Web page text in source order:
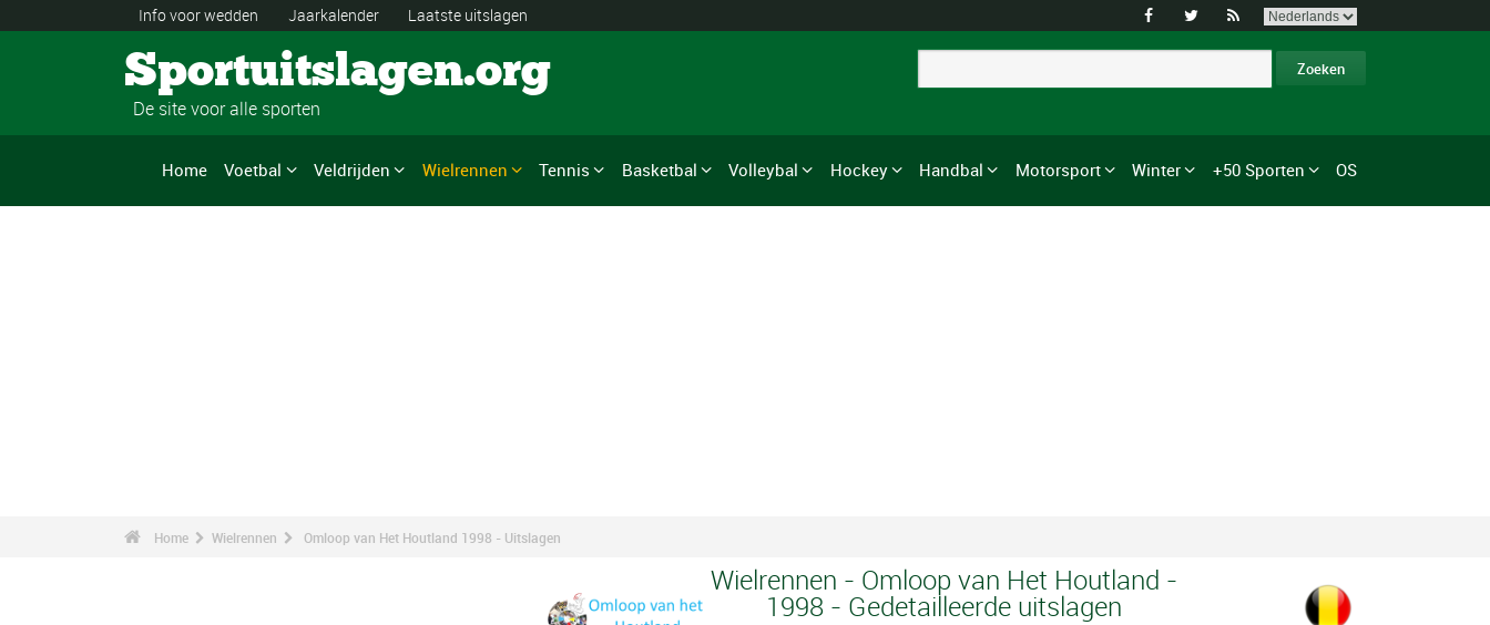
Info voor wedden Jaarkalender Laatste uitslagen   
Sportuitslagen.org
De site voor alle sporten
Home Voetbal Veldrijden Wielrennen Tennis Basketbal Volleybal Hockey Handbal Motorsport Winter +50 Sporten OS
Home Wielrennen Omloop van Het Houtland 1998 - Uitslagen
Wielrennen - Omloop van Het Houtland -
1998 - Gedetailleerde uitslagen